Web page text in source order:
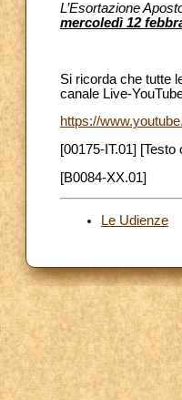
L’Esortazione
mercoledì 12
Si ricorda che tutte
canale Live-
https://
[00175-IT.01] [Testo
[B0084-XX.01]
Le Udienze